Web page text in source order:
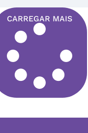
CARREGAR MAIS